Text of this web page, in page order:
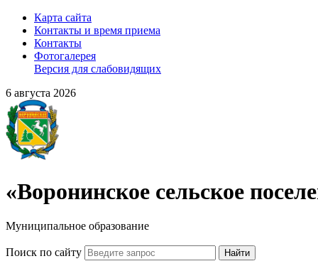
Карта сайта
Контакты и время приема
Контакты
Фотогалерея
Версия для слабовидящих
6 августа 2026
«Воронинское сельское
Муниципальное образование
Поиск по сайту Найти